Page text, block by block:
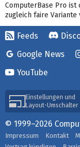
ComputerBase Pro
zugleich faire Variante
Feeds
Google News
YouTube
Einstellungen und
Layout-Umschalter
© 1999–2026
Impressum Kontakt